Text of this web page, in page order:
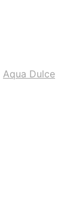
Aqua Dulce